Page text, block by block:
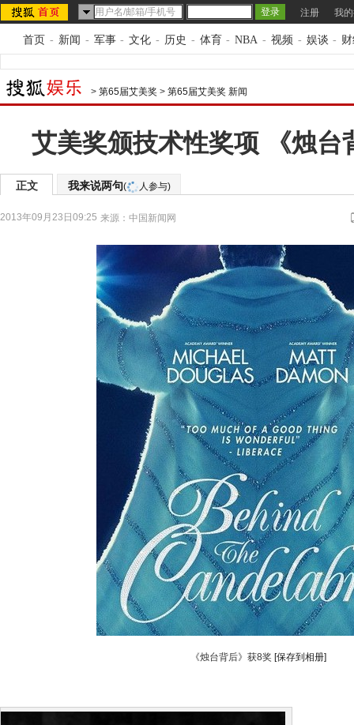
注册 我
首页 - 新闻 - 军事 - 文化 - 历史 - 体育 - NBA - 视频 - 娱谈 -
> 第65届艾美奖 > 第65届艾美奖 新闻
艾美奖颁技术性奖项 《烛台
正文 我来说两句( 人参与)
2013年09月23日09:25 来源： 中国新闻网
《烛台背后》获8奖 [保存到相册]